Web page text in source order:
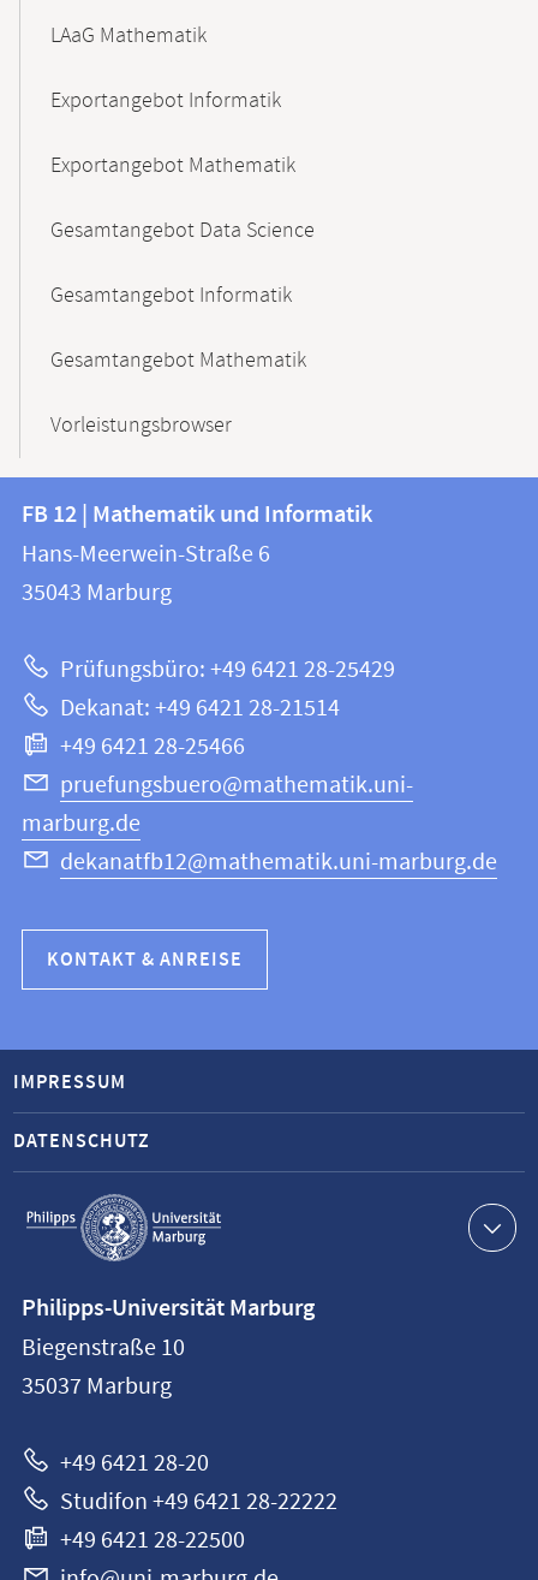
LAaG Mathematik
Exportangebot Informatik
Exportangebot Mathematik
Gesamtangebot Data Science
Gesamtangebot Informatik
Gesamtangebot Mathematik
Vorleistungsbrowser
Kontakt
und
Informationen
Website
FB
12
|
und
Informatik
FB 12 | Mathematik und Informatik
Hans-Meerwein-Straße 6
35043 Marburg
Prüfungsbüro: +49 6421 28-25429
Dekanat: +49 6421 28-21514
+49 6421 28-25466
pruefungsbuero@mathematik.uni-
marburg.de
dekanatfb12@mathematik.uni-marburg.de
KONTAKT & ANREISE
Service-
Navigation
IMPRESSUM
DATENSCHUTZ
Philipps-
Universität
Marburg
Philipps-Universität Marburg
Biegenstraße 10
35037 Marburg
+49 6421 28-20
Studifon +49 6421 28-22222
+49 6421 28-22500